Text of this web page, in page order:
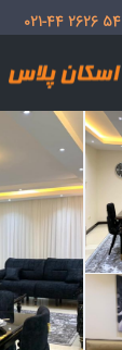
54 2626 021-44